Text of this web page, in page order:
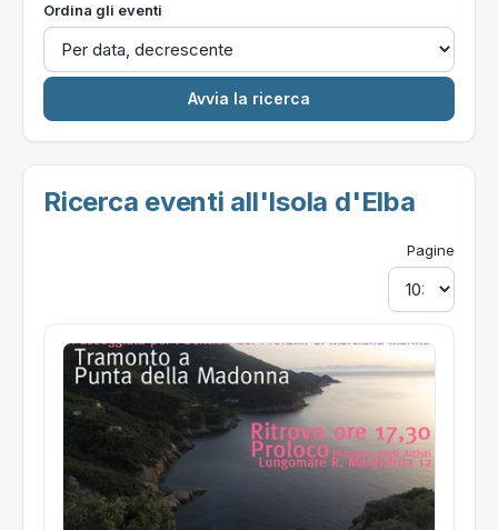
Ordina gli eventi
Ricerca eventi all'Isola d'Elba
Pagine